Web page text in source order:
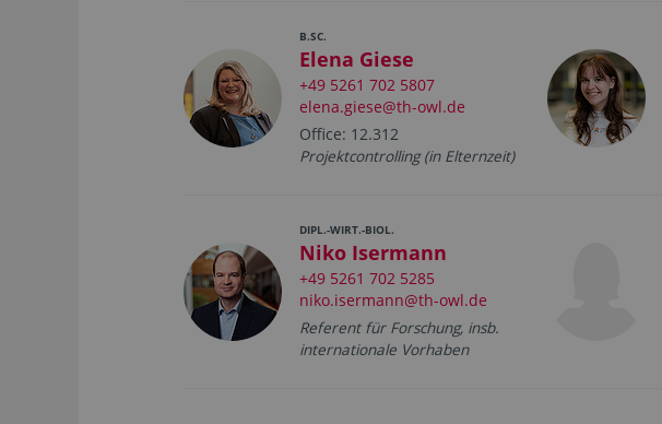
B.SC.
Elena Giese
+49 5261 702 5807
elena.giese@th-owl.de
Office: 12.312
Projektcontrolling (in Elternzeit)
DIPL.-WIRT.-BIOL.
Niko Isermann
+49 5261 702 5285
niko.isermann@th-owl.de
Referent für Forschung, insb.
internationale Vorhaben